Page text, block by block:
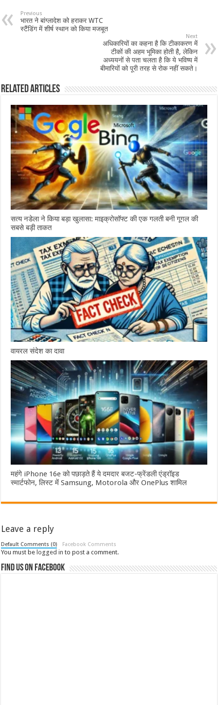
Previous
भारत ने बांग्लादेश को हराकर WTC
स्टैंडिंग में शीर्ष स्थान को किया मजबूत
Next
अधिकारियों का कहना है कि टीकाकरण में
टीकों की अहम भूमिका होती है, लेकिन
अध्ययनों से पता चलता है कि ये भविष्य में
बीमारियों को पूरी तरह से रोक नहीं सकते।
Related Articles
सत्य नडेला ने किया बड़ा खुलासा: माइक्रोसॉफ्ट की एक गलती बनी गूगल की
सबसे बड़ी ताकत
वायरल संदेश का दावा
महंगे iPhone 16e को पछाड़ते हैं ये दमदार बजट-फ्रेंडली एंड्रॉइड
स्मार्टफोन, लिस्ट में Samsung, Motorola और OnePlus शामिल
Leave a reply
Default Comments (0) Facebook Comments
You must be logged in to post a comment.
Find us on Facebook